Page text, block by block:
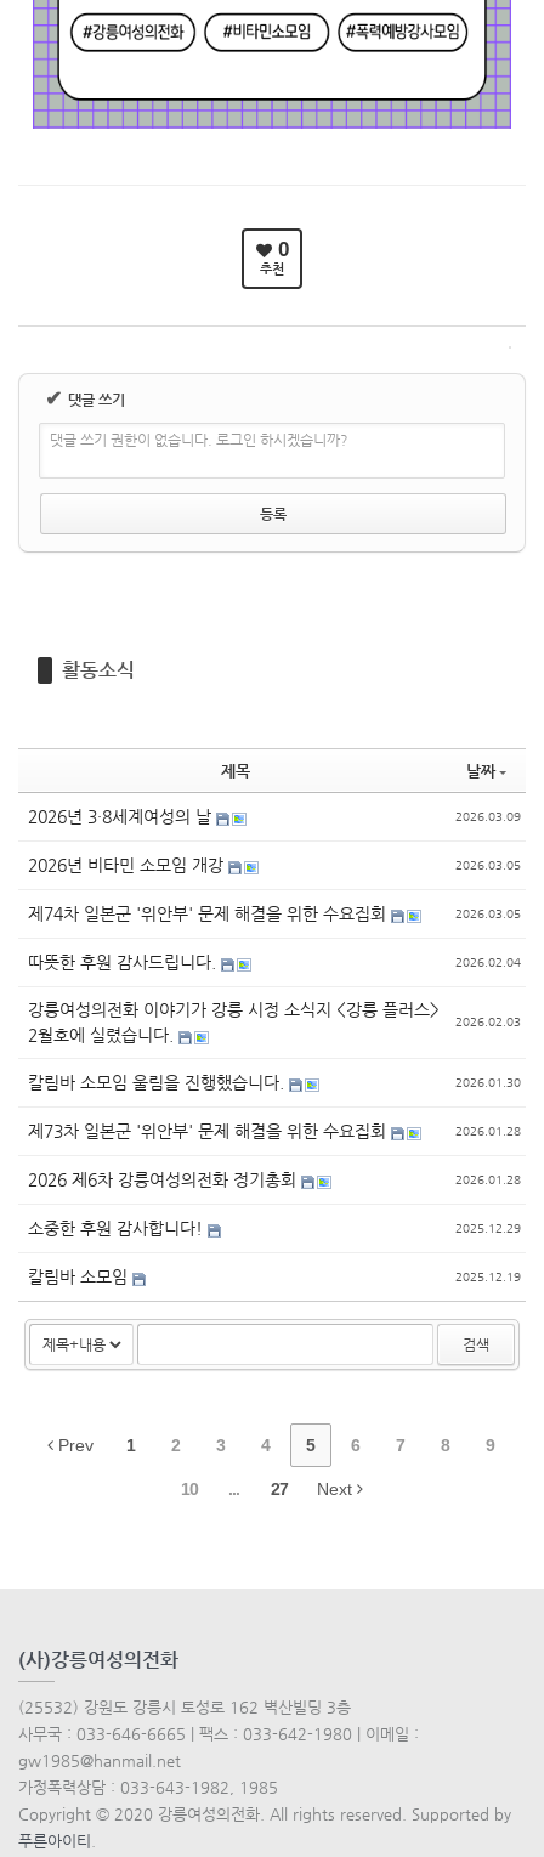
0
추천
✔ 댓글 쓰기
댓글 쓰기 권한이 없습니다. 로그인 하시겠습니까?
활동소식
제목 날짜
2026년 3·8세계여성의 날 2026.03.09
2026년 비타민 소모임 개강 2026.03.05
제74차 일본군 '위안부' 문제 해결을 위한 수요집회 2026.03.05
따뜻한 후원 감사드립니다. 2026.02.04
강릉여성의전화 이야기가 강릉 시정 소식지 <강릉 플러스>
2월호에 실렸습니다.
2026.02.03
칼림바 소모임 울림을 진행했습니다. 2026.01.30
제73차 일본군 '위안부' 문제 해결을 위한 수요집회 2026.01.28
2026 제6차 강릉여성의전화 정기총회 2026.01.28
소중한 후원 감사합니다! 2025.12.29
칼림바 소모임 2025.12.19
검색
Prev 1 2 3 4 5 6 7 8 9
10 ... 27 Next
(사)강릉여성의전화
(25532) 강원도 강릉시 토성로 162 벽산빌딩 3층
사무국 : 033-646-6665 | 팩스 : 033-642-1980 | 이메일 :
gw1985@hanmail.net
가정폭력상담 : 033-643-1982, 1985
Copyright © 2020 강릉여성의전화. All rights reserved. Supported by
푸른아이티